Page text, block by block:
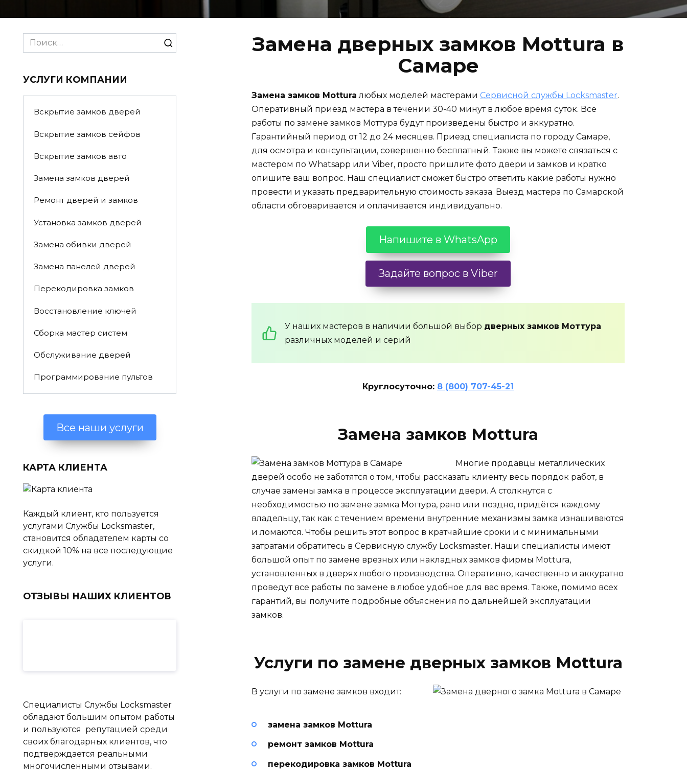
Замена дверных замков Mottura в
Самаре
Замена замков Mottura любых моделей мастерами Сервисной службы Locksmaster.
Оперативный приезд мастера в течении 30-40 минут в любое время суток. Все
работы по замене замков Моттура будут произведены быстро и аккуратно.
Гарантийный период от 12 до 24 месяцев. Приезд специалиста по городу Самаре,
для осмотра и консультации, совершенно бесплатный. Также вы можете связаться с
мастером по Whatsapp или Viber, просто пришлите фото двери и замков и кратко
опишите ваш вопрос. Наш специалист сможет быстро ответить какие работы нужно
провести и указать предварительную стоимость заказа. Выезд мастера по Самарской
области обговаривается и оплачивается индивидуально.
Напишите в WhatsApp
Задайте вопрос в Viber
У наших мастеров в наличии большой выбор дверных замков Моттура
различных моделей и серий
Круглосуточно: 8 (800) 707-45-21
Замена замков Mottura
Многие продавцы металлических
дверей особо не заботятся о том, чтобы рассказать клиенту весь порядок работ, в
случае замены замка в процессе эксплуатации двери. А столкнутся с
необходимостью по замене замка Моттура, рано или поздно, придётся каждому
владельцу, так как с течением времени внутренние механизмы замка изнашиваются
и ломаются. Чтобы решить этот вопрос в кратчайшие сроки и с минимальными
затратами обратитесь в Сервисную службу Locksmaster. Наши специалисты имеют
большой опыт по замене врезных или накладных замков фирмы Mottura,
установленных в дверях любого производства. Оперативно, качественно и аккуратно
проведут все работы по замене в любое удобное для вас время. Также, помимо всех
гарантий, вы получите подробные объяснения по дальнейшей эксплуатации
замков.
Услуги по замене дверных замков Mottura
В услуги по замене замков входит:
замена замков Mottura
ремонт замков Mottura
перекодировка замков Mottura
Search
for:
УСЛУГИ КОМПАНИИ
Вскрытие замков дверей
Вскрытие замков сейфов
Вскрытие замков авто
Замена замков дверей
Ремонт дверей и замков
Установка замков дверей
Замена обивки дверей
Замена панелей дверей
Перекодировка замков
Восстановление ключей
Сборка мастер систем
Обслуживание дверей
Программирование пультов
Все наши услуги
КАРТА КЛИЕНТА
Каждый клиент, кто пользуется
услугами Cлужбы Locksmaster,
становится обладателем карты со
скидкой 10% на все последующие
услуги.
ОТЗЫВЫ НАШИХ КЛИЕНТОВ
Специалисты Службы Locksmaster
обладают большим опытом работы
и пользуются репутацией среди
своих благодарных клиентов, что
подтверждается реальными
многочисленными отзывами.